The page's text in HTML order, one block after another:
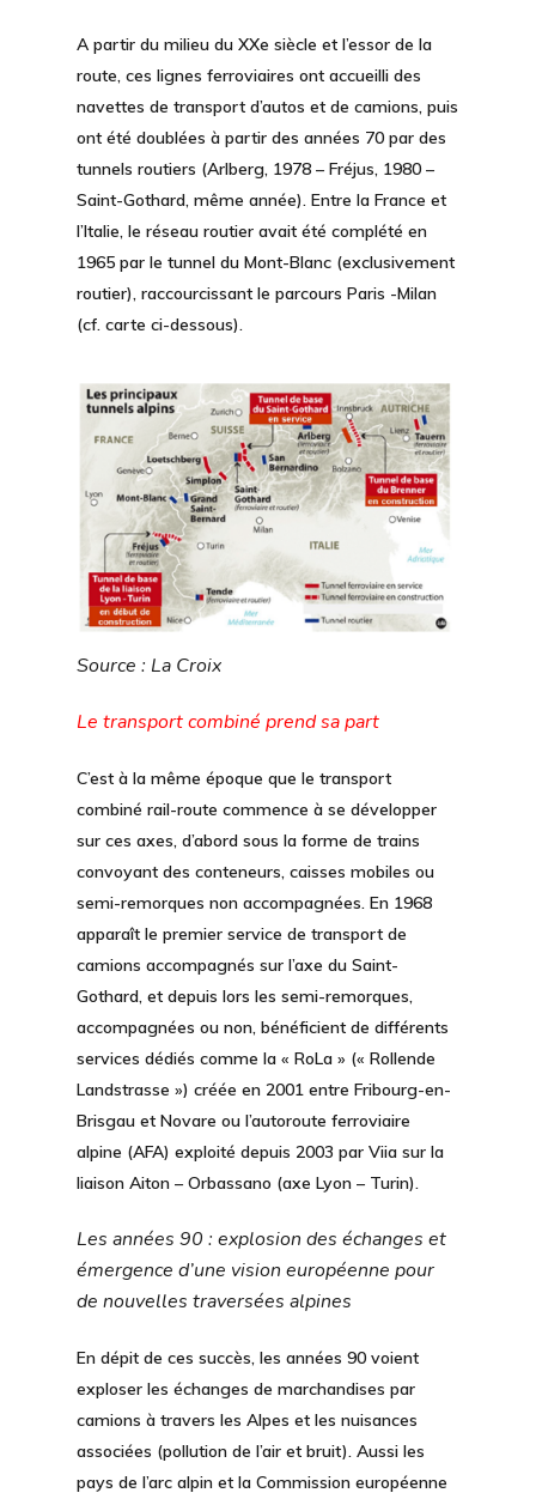
A partir du milieu du XXe siècle et l’essor de la
route, ces lignes ferroviaires ont accueilli des
navettes de transport d’autos et de camions, puis
ont été doublées à partir des années 70 par des
tunnels routiers (Arlberg, 1978 – Fréjus, 1980 –
Saint-Gothard, même année). Entre la France et
l’Italie, le réseau routier avait été complété en
1965 par le tunnel du Mont-Blanc (exclusivement
routier), raccourcissant le parcours Paris -Milan
(cf. carte ci-dessous).
Source : La Croix
Le transport combiné prend sa part
C’est à la même époque que le transport
combiné rail-route commence à se développer
sur ces axes, d’abord sous la forme de trains
convoyant des conteneurs, caisses mobiles ou
semi-remorques non accompagnées. En 1968
apparaît le premier service de transport de
camions accompagnés sur l’axe du Saint-
Gothard, et depuis lors les semi-remorques,
accompagnées ou non, bénéficient de différents
services dédiés comme la « RoLa » (« Rollende
Landstrasse ») créée en 2001 entre Fribourg-en-
Brisgau et Novare ou l’autoroute ferroviaire
alpine (AFA) exploité depuis 2003 par Viia sur la
liaison Aiton – Orbassano (axe Lyon – Turin).
Les années 90 : explosion des échanges et
émergence d’une vision européenne pour
de nouvelles traversées alpines
En dépit de ces succès, les années 90 voient
exploser les échanges de marchandises par
camions à travers les Alpes et les nuisances
associées (pollution de l’air et bruit). Aussi les
pays de l’arc alpin et la Commission européenne